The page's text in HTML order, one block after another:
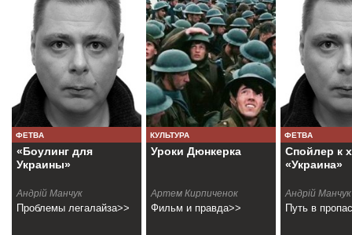
ФЕТВА
«Боулинг для
Украины»
Андрій Манчук
Проблемы легалайза>>
КУЛЬТУРА
Уроки Дюнкерка
Артем Кирпиченок
Фильм и правда>>
ФЕТВА
Спойлер к
«Украина»
Андрій Манчук
Путь в